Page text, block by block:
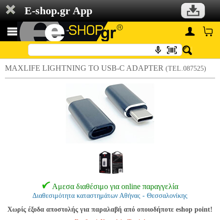
E-shop.gr App
MAXLIFE LIGHTNING TO USB-C ADAPTER (TEL.087525)
Αμεσα διαθέσιμο για online παραγγελία
Διαθεσιμότητα καταστημάτων Αθήνας - Θεσσαλονίκης
Χωρίς έξοδα αποστολής για παραλαβή από οποιοδήποτε eshop point!